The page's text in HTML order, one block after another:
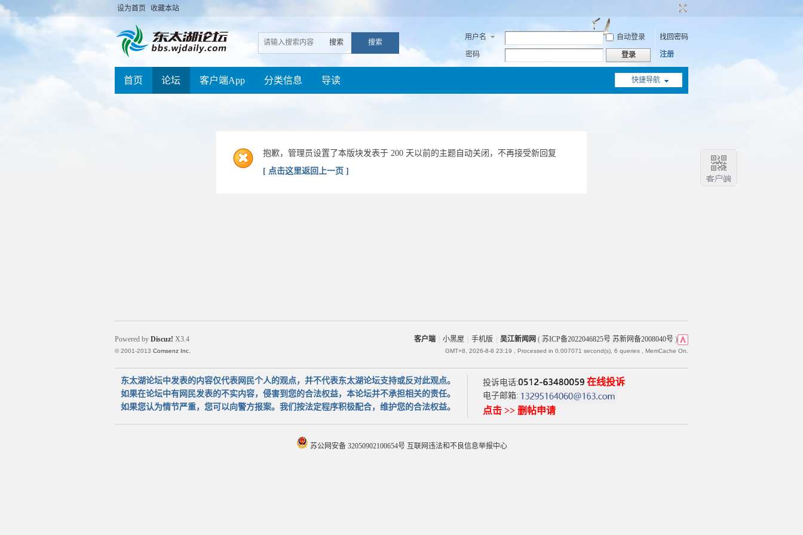
设为首页 收藏本站
搜索 搜索
用户名 自动登录 找回密码
密码 登录 注册
快捷导航
首页 论坛 客户端App 分类信息 导读
抱歉，管理员设置了本版块发表于 200 天以前的主题自动关闭，不再接受新回复
[ 点击这里返回上一页 ]
客户端 小黑屋 手机版 吴江新闻网 ( 苏ICP备2022046825号 苏新网备2008040号 )
GMT+8, 2026-8-8 23:19 , Processed in 0.007071 second(s), 6 queries , MemCache On.
Powered by Discuz! X3.4
© 2001-2013 Comsenz Inc.
东太湖论坛中发表的内容仅代表网民个人的观点，并不代表东太湖论坛支持或反对此观点。
如果在论坛中有网民发表的不实内容，侵害到您的合法权益，本论坛并不承担相关的责任。
如果您认为情节严重，您可以向警方报案。我们按法定程序积极配合，维护您的合法权益。
投诉电话: 在线投诉
电子邮箱:
点击 >> 删帖申请
苏公网安备 32050902100654号 互联网违法和不良信息举报中心